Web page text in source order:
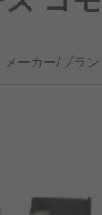
メーカー/ブラン